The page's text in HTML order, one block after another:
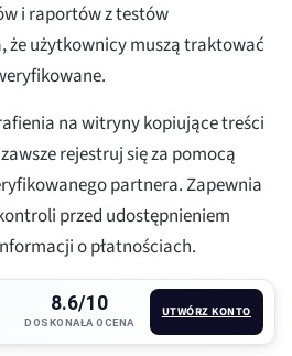
i raportów z testów
że użytkownicy muszą traktować
na witryny kopiujące treści
rejestruj się za pomocą
partnera. Zapewnia
przed udostępnieniem
o płatnościach.
8.6/10
DOSKONAŁA OCENA
UTWÓRZ KONTO